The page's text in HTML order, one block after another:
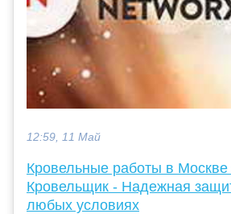
12:59, 11 Май
Кровельные работы в Москве
Кровельщик - Надежная
любых условиях